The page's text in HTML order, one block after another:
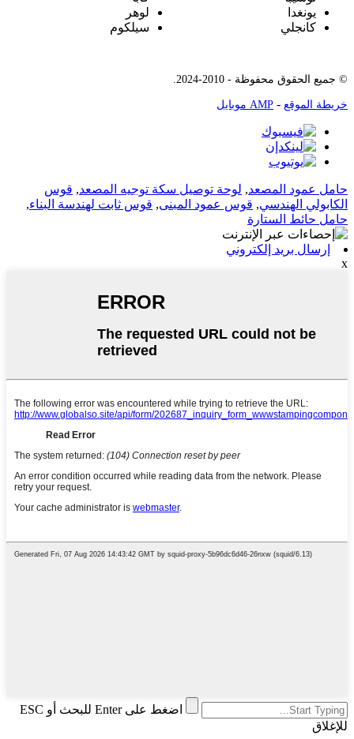
يونغدا
كانجلي
لوهر
سيلكوم
© جميع الحقوق محفوظة - 2010-2024.
خريطة الموقع - AMP موبايل
حامل عمود المصعد, لوحة توصيل سكة توجيه المصعد, قوس
الكابولي الهندسي, قوس عمود المبنى, قوس ثابت لهندسة البناء,
حامل حائط الستارة
إرسال بريد إلكتروني
x
اضغط على Enter للبحث أو ESC
للإغلاق